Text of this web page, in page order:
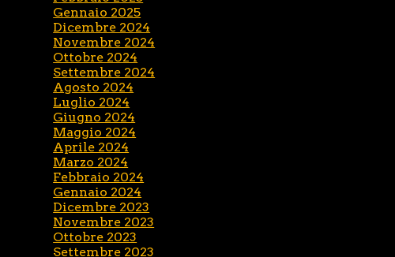
Gennaio 2025
Dicembre 2024
Novembre 2024
Ottobre 2024
Settembre 2024
Agosto 2024
Luglio 2024
Giugno 2024
Maggio 2024
Aprile 2024
Marzo 2024
Febbraio 2024
Gennaio 2024
Dicembre 2023
Novembre 2023
Ottobre 2023
Settembre 2023